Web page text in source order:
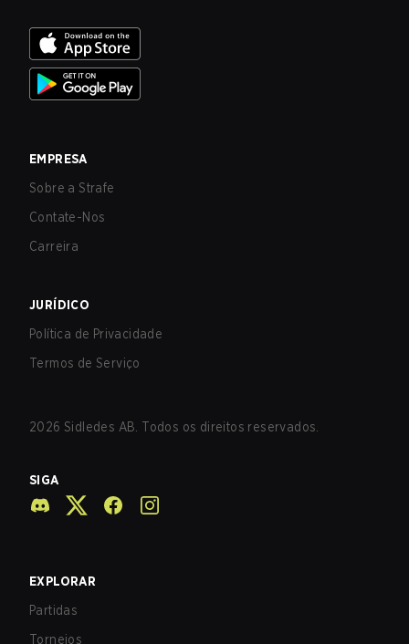
EMPRESA
Sobre a Strafe
Contate-Nos
Carreira
JURÍDICO
Política de Privacidade
Termos de Serviço
2026 Sidledes AB. Todos os direitos reservados.
SIGA
EXPLORAR
Partidas
Torneios